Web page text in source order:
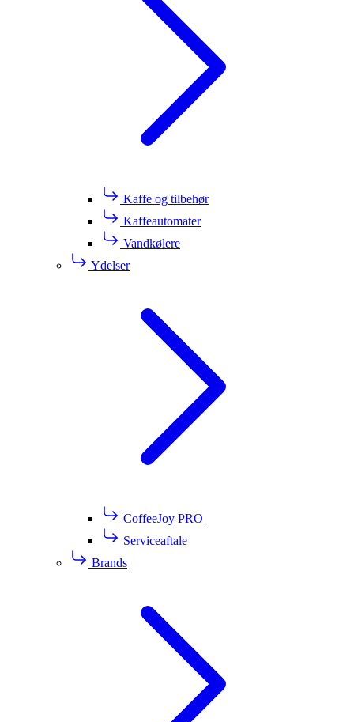
Kaffe og tilbehør
Kaffeautomater
Vandkølere
Ydelser
CoffeeJoy PRO
Serviceaftale
Brands